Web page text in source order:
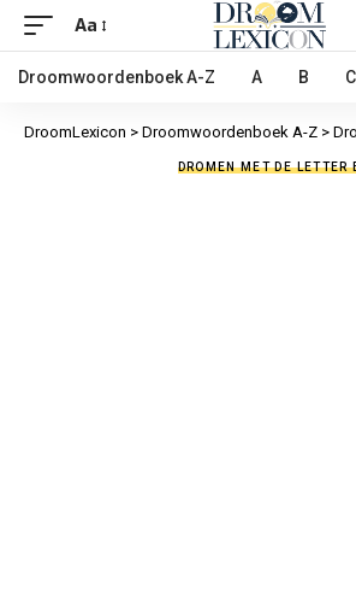
Aa
Droomwoordenboek A-Z A B C
DroomLexicon > Droomwoordenboek A-Z >
DROMEN MET DE LETTER